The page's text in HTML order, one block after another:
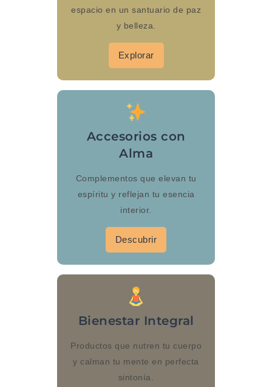
espacio en un santuario de paz
y belleza.
Explorar
Accesorios con
Alma
Complementos que elevan tu
espíritu y reflejan tu esencia
interior.
Descubrir
Bienestar Integral
Productos que nutren tu cuerpo
y calman tu mente en perfecta
sintonía.